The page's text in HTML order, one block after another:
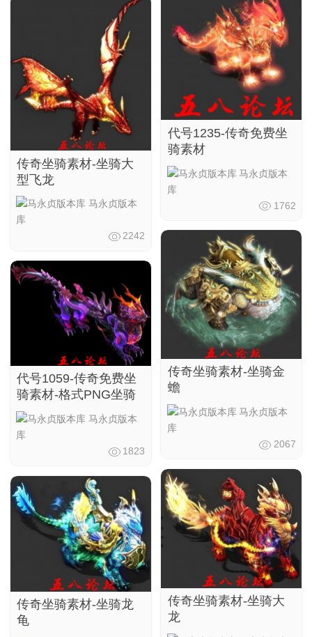
传奇坐骑素材-坐骑大
型飞龙
马永贞版本
库
2242
代号1059-传奇免费坐
骑素材-格式PNG坐骑
马永贞版本
库
1823
传奇坐骑素材-坐骑龙
龟
代号1235-传奇免费坐
骑素材
马永贞版本
库
1762
传奇坐骑素材-坐骑金
蟾
马永贞版本
库
2067
传奇坐骑素材-坐骑大
龙